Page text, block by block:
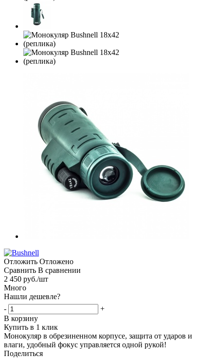
Отложить Отложено
Сравнить В сравнении
2 450 руб./шт
Много
Нашли дешевле?
-
+
В корзину
Купить в 1 клик
Монокуляр в обрезиненном корпусе, защита от ударов и
влаги, удобный фокус управляется одной рукой!
Поделиться